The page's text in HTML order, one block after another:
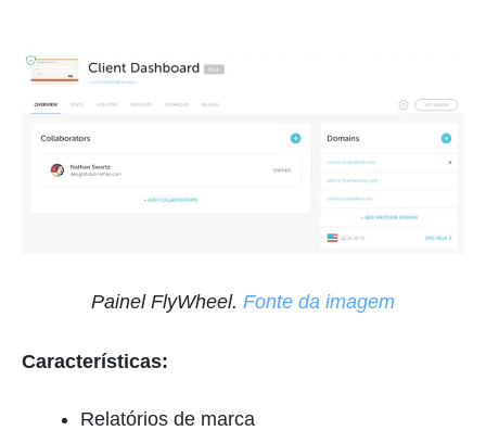
Painel FlyWheel. Fonte da imagem
Características:
Relatórios de marca